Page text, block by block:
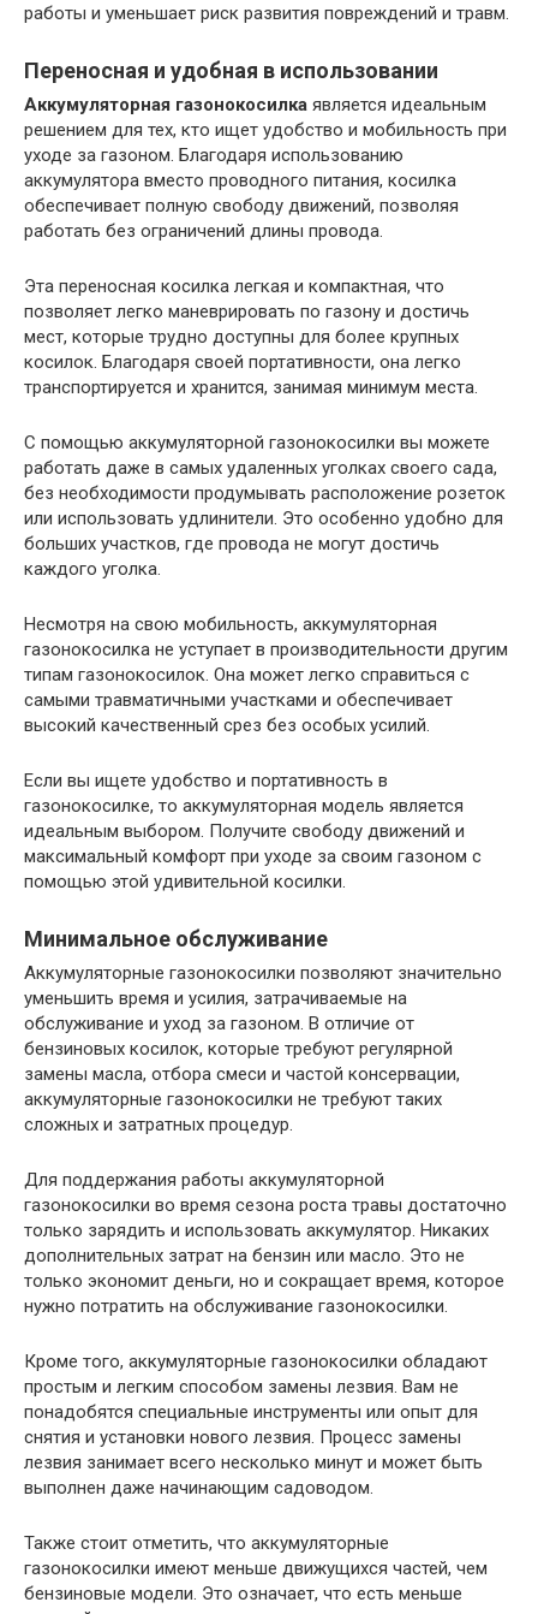
работы и уменьшает риск развития повреждений и травм.
Переносная и удобная в использовании
Аккумуляторная газонокосилка является идеальным
решением для тех, кто ищет удобство и мобильность при
уходе за газоном. Благодаря использованию
аккумулятора вместо проводного питания, косилка
обеспечивает полную свободу движений, позволяя
работать без ограничений длины провода.
Эта переносная косилка легкая и компактная, что
позволяет легко маневрировать по газону и достичь
мест, которые трудно доступны для более крупных
косилок. Благодаря своей портативности, она легко
транспортируется и хранится, занимая минимум места.
С помощью аккумуляторной газонокосилки вы можете
работать даже в самых удаленных уголках своего сада,
без необходимости продумывать расположение розеток
или использовать удлинители. Это особенно удобно для
больших участков, где провода не могут достичь
каждого уголка.
Несмотря на свою мобильность, аккумуляторная
газонокосилка не уступает в производительности другим
типам газонокосилок. Она может легко справиться с
самыми травматичными участками и обеспечивает
высокий качественный срез без особых усилий.
Если вы ищете удобство и портативность в
газонокосилке, то аккумуляторная модель является
идеальным выбором. Получите свободу движений и
максимальный комфорт при уходе за своим газоном с
помощью этой удивительной косилки.
Минимальное обслуживание
Аккумуляторные газонокосилки позволяют значительно
уменьшить время и усилия, затрачиваемые на
обслуживание и уход за газоном. В отличие от
бензиновых косилок, которые требуют регулярной
замены масла, отбора смеси и частой консервации,
аккумуляторные газонокосилки не требуют таких
сложных и затратных процедур.
Для поддержания работы аккумуляторной
газонокосилки во время сезона роста травы достаточно
только зарядить и использовать аккумулятор. Никаких
дополнительных затрат на бензин или масло. Это не
только экономит деньги, но и сокращает время, которое
нужно потратить на обслуживание газонокосилки.
Кроме того, аккумуляторные газонокосилки обладают
простым и легким способом замены лезвия. Вам не
понадобятся специальные инструменты или опыт для
снятия и установки нового лезвия. Процесс замены
лезвия занимает всего несколько минут и может быть
выполнен даже начинающим садоводом.
Также стоит отметить, что аккумуляторные
газонокосилки имеют меньше движущихся частей, чем
бензиновые модели. Это означает, что есть меньше